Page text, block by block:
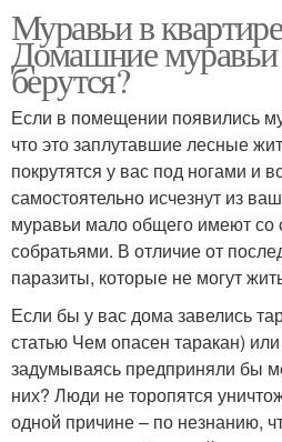
Муравьи в
Домашние муравьи
берутся?
Если в помещении появились
что это заплутавшие лесные
покрутятся у вас под ногами и
самостоятельно исчезнут из
муравьи мало общего имеют
собратьями. В отличие от
паразиты, которые не могут
Если бы у вас дома завелись
статью Чем опасен таракан)
задумываясь предприняли бы
них? Люди не торопятся
одной причине – по незнанию,